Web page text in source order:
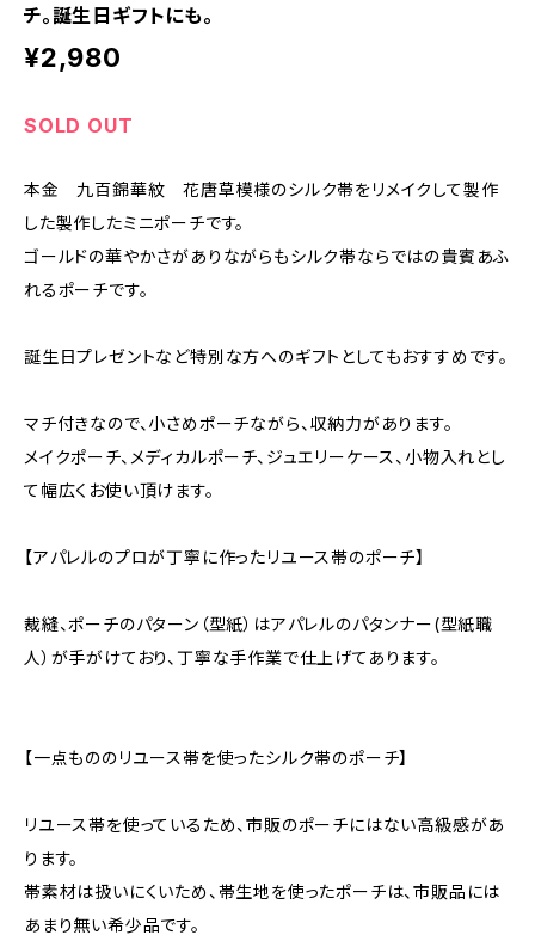
チ。誕生日ギフトにも。
¥2,980
SOLD OUT
本金 九百錦華紋 花唐草模様のシルク帯をリメイクして製作
した製作したミニポーチです。
ゴールドの華やかさがありながらもシルク帯ならではの貴賓あふ
れるポーチです。
誕生日プレゼントなど特別な方へのギフトとしてもおすすめです。
マチ付きなので、小さめポーチながら、収納力があります。
メイクポーチ、メディカルポーチ、ジュエリーケース、小物入れとし
て幅広くお使い頂けます。
【アパレルのプロが丁寧に作ったリユース帯のポーチ】
裁縫、ポーチのパターン（型紙）はアパレルのパタンナー(型紙職
人）が手がけており、丁寧な手作業で仕上げてあります。
【一点もののリユース帯を使ったシルク帯のポーチ】
リユース帯を使っているため、市販のポーチにはない高級感があ
ります。
帯素材は扱いにくいため、帯生地を使ったポーチは、市販品には
あまり無い希少品です。